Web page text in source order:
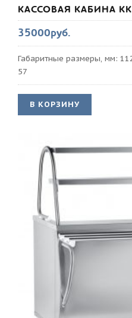
КАССОВАЯ КАБИНА
35000руб.
Габаритные размеры, мм:
57
В КОРЗИНУ